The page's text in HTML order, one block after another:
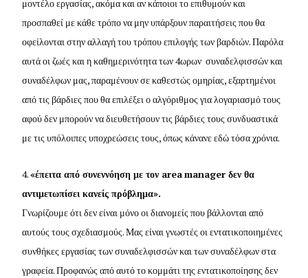
μοντέλο εργασίας, ακόμα και αν κάποιοι το επιθυμούν και
προσπαθεί με κάθε τρόπο να μην υπάρξουν παραιτήσεις που θα
οφείλονται στην αλλαγή του τρόπου επιλογής των βαρδιών. Παρόλα
αυτά οι ζωές και η καθημερινότητα των 4ωρων συναδελφισσών και
συναδέλφων μας, παραμένουν σε καθεστώς ομηρίας, εξαρτημένοι
από τις βάρδιες που θα επιλέξει ο αλγόριθμος για λογαριασμό τους
αφού δεν μπορούν να διευθετήσουν τις βάρδιες τους συνδυαστικά
με τις υπόλοιπες υποχρεώσεις τους, όπως κάνανε εδώ τόσα χρόνια.
4.«έπειτα από συνεννόηση με τον areamanager δεν θα
αντιμετωπίσει κανείς πρόβλημα».
Γνωρίζουμε ότι δεν είναι μόνο οι διανομείς που βάλλονται από
αυτούς τους σχεδιασμούς. Μας είναι γνωστές οι εντατικοποιημένες
συνθήκες εργασίας των συναδελφισσών και των συναδέλφων στα
γραφεία. Προφανώς από αυτό το κομμάτι της εντατικοποίησης δεν